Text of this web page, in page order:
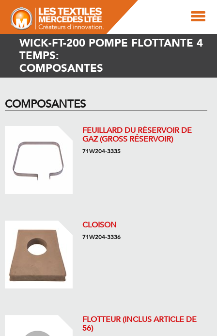
WICK-FT-200 POMPE FLOTTANTE 4
TEMPS:
COMPOSANTES
COMPOSANTES
FEUILLARD DU RÉSERVOIR DE
GAZ (GROSS RÉSERVOIR)
71W204-3335
CLOISON
71W204-3336
FLOTTEUR (INCLUS ARTICLE DE
56)